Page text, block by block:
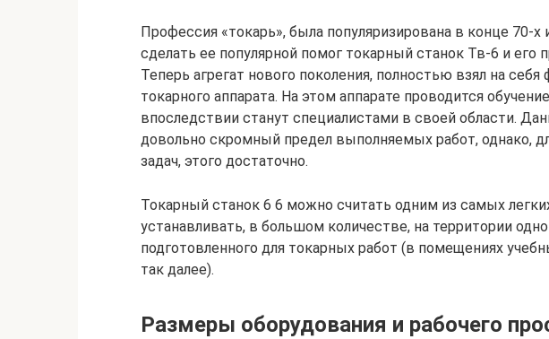
Профессия «токарь», была популяризирована в конце 70-х
сделать ее популярной помог токарный станок Тв-6 и его
Теперь агрегат нового поколения, полностью взял на
токарного аппарата. На этом аппарате проводится
впоследствии станут специалистами в своей области.
довольно скромный предел выполняемых работ, однако,
задач, этого достаточно.
Токарный станок 6 6 можно считать одним из самых
устанавливать, в большом количестве, на территории
подготовленного для токарных работ (в помещениях
так далее).
Размеры оборудования и рабочего